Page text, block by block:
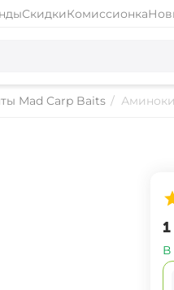
СкидкиКомиссионка
Mad Carp Baits /
‍1
В